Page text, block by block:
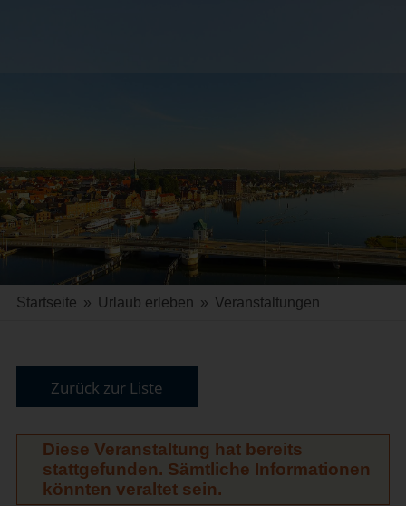
Startseite » Urlaub erleben » Veranstaltungen
Zurück zur Liste
Diese Veranstaltung hat bereits
stattgefunden. Sämtliche Informationen
könnten veraltet sein.